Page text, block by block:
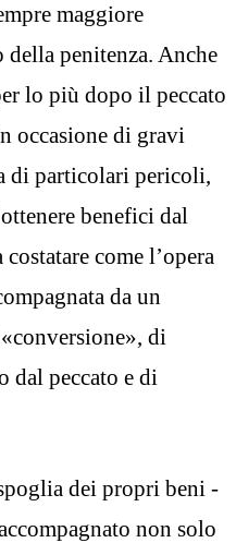
maggiore
penitenza. Anche
lo più dopo il peccato
occasione di gravi
di particolari pericoli,
benefici dal
come l’opera
da un
di
dal peccato e di
dei propri beni -
non solo